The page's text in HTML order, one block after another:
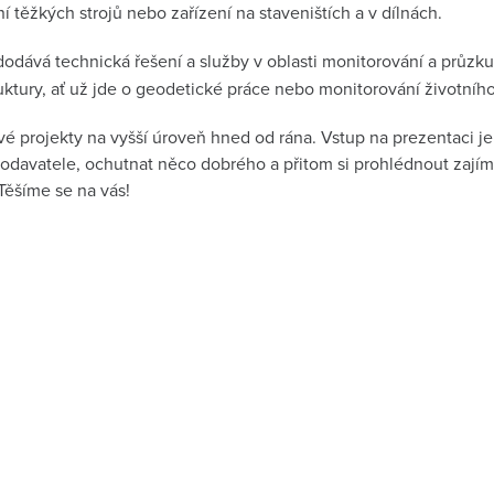
těžkých strojů nebo zařízení na staveništích a v dílnách.
technická řešení a služby v oblasti monitorování a
ať už jde o geodetické práce nebo monitorování
projekty na vyšší úroveň hned od rána. Vstup na prezentaci
ochutnat něco dobrého a přitom si prohlédnout
se na vás!